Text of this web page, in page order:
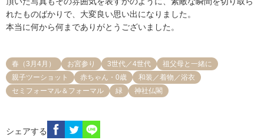
れたものばかりで、大変良い思い出になりました。
本当に何から何までありがとうございました。
春（3月4月） お宮参り 3世代／4世代
祖父母と一緒に
親子ツーショット
赤ちゃん・0歳
和装／着物／浴衣
セミフォーマル＆フォーマル
緑 神社仏閣
シェアする